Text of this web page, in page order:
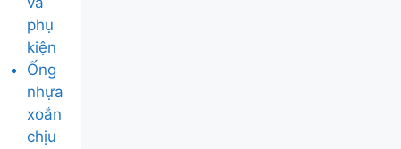
phụ
kiện
Ống
nhựa
xoắn
chịu